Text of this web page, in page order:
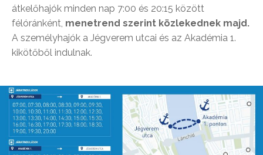
átkelőhajók minden nap 7:00 és 20:15 között
félóránként, menetrend szerint közlekednek majd.
A személyhajók a Jégverem utcai és az Akadémia 1.
kikötőből indulnak.